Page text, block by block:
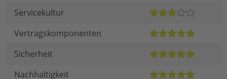
Servicekultur
Vertragskomponenten
Sicherheit
Nachhaltigkeit